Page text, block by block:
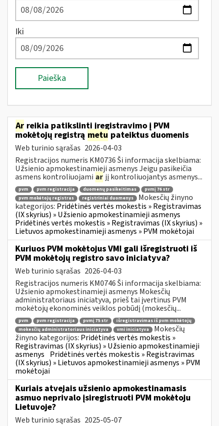
Iki
Paieška
Ar reikia patikslinti įregistravimo į PVM
mokėtojų registrą metu pateiktus duomenis
Web turinio sąrašas 2026-04-03
Registracijos numeris KM0736 Ši informacija skelbiama:
Užsienio apmokestinamieji asmenys Jeigu pasikeičia
asmens kontroliuojami ar jį kontroliuojantys asmenys...
pvm pvm registracija duomenų pasikeitimas
pvmį 76 str
pvm mokėtojų registras
registriniai duomenys
Mokesčių žinyno
kategorijos: Pridėtinės vertės mokestis » Registravimas
(IX skyrius) » Užsienio apmokestinamieji asmenys
Pridėtinės vertės mokestis » Registravimas (IX skyrius) »
Lietuvos apmokestinamieji asmenys » PVM mokėtojai
Kuriuos PVM mokėtojus VMI gali išregistruoti iš
PVM mokėtojų registro savo iniciatyva?
Web turinio sąrašas 2026-04-03
Registracijos numeris KM0746 Ši informacija skelbiama:
Užsienio apmokestinamieji asmenys Mokesčių
administratoriaus iniciatyva, prieš tai įvertinus PVM
mokėtojų ekonominės veiklos pobūdį (mokesčių...
pvm pvm registracija pvmį 75 str
išregistravimas iš pvm mokėtojų
mokesčių administratoriaus iniciatyva
vmi iniciatyva
Mokesčių
žinyno kategorijos: Pridėtinės vertės mokestis »
Registravimas (IX skyrius) » Užsienio apmokestinamieji
asmenys Pridėtinės vertės mokestis » Registravimas
(IX skyrius) » Lietuvos apmokestinamieji asmenys » PVM
mokėtojai
Kuriais atvejais užsienio apmokestinamasis
asmuo neprivalo įsiregistruoti PVM mokėtoju
Lietuvoje?
Web turinio sąrašas 2025-05-07